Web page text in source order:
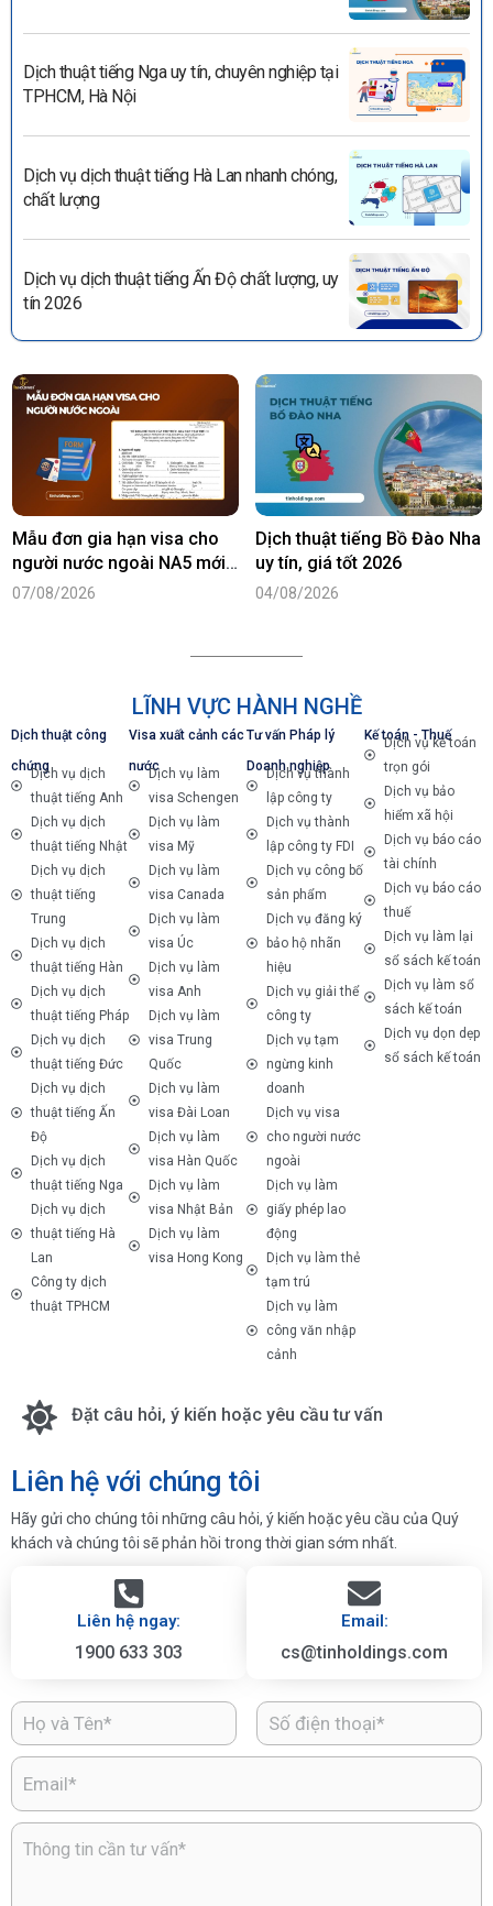
Dịch thuật tiếng Nga uy tín, chuyên nghiệp tại
TPHCM, Hà Nội
Dịch vụ dịch thuật tiếng Hà Lan nhanh chóng,
chất lượng
Dịch vụ dịch thuật tiếng Ấn Độ chất lượng, uy
tín 2026
Mẫu đơn gia hạn visa cho
người nước ngoài NA5 mới
nhất năm 2026
07/08/2026
Dịch thuật tiếng Bồ Đào Nha
uy tín, giá tốt 2026
04/08/2026
LĨNH VỰC HÀNH NGHỀ
Dịch thuật công
chứngDịch vụ dịch
thuật tiếng Anh
Dịch vụ dịch
thuật tiếng Nhật
Dịch vụ dịch
thuật tiếng
Trung
Dịch vụ dịch
thuật tiếng Hàn
Dịch vụ dịch
thuật tiếng Pháp
Dịch vụ dịch
thuật tiếng Đức
Dịch vụ dịch
thuật tiếng Ấn
Độ
Dịch vụ dịch
thuật tiếng Nga
Dịch vụ dịch
thuật tiếng Hà
Lan
Công ty dịch
thuật TPHCM
Visa xuất cảnh các
nướcDịch vụ làm
visa Schengen
Dịch vụ làm
visa Mỹ
Dịch vụ làm
visa Canada
Dịch vụ làm
visa Úc
Dịch vụ làm
visa Anh
Dịch vụ làm
visa Trung
Quốc
Dịch vụ làm
visa Đài Loan
Dịch vụ làm
visa Hàn Quốc
Dịch vụ làm
visa Nhật Bản
Dịch vụ làm
visa Hong Kong
Tư vấn Pháp lý
Doanh nghiệp
Dịch vụ thành
lập công ty
Dịch vụ thành
lập công ty FDI
Dịch vụ công bố
sản phẩm
Dịch vụ đăng ký
bảo hộ nhãn
hiệu
Dịch vụ giải thể
công ty
Dịch vụ tạm
ngừng kinh
doanh
Dịch vụ visa
cho người nước
ngoài
Dịch vụ làm
giấy phép lao
động
Dịch vụ làm thẻ
tạm trú
Dịch vụ làm
công văn nhập
cảnh
Kế toán - Thuế
Dịch vụ kế toán
trọn gói
Dịch vụ bảo
hiểm xã hội
Dịch vụ báo cáo
tài chính
Dịch vụ báo cáo
thuế
Dịch vụ làm lại
sổ sách kế toán
Dịch vụ làm sổ
sách kế toán
Dịch vụ dọn dẹp
sổ sách kế toán
Đặt câu hỏi, ý kiến hoặc yêu cầu tư vấn
Liên hệ với chúng tôi
Hãy gửi cho chúng tôi những câu hỏi, ý kiến hoặc yêu cầu của Quý
khách và chúng tôi sẽ phản hồi trong thời gian sớm nhất.
Liên hệ ngay:
1900 633 303
Email:
cs@tinholdings.com